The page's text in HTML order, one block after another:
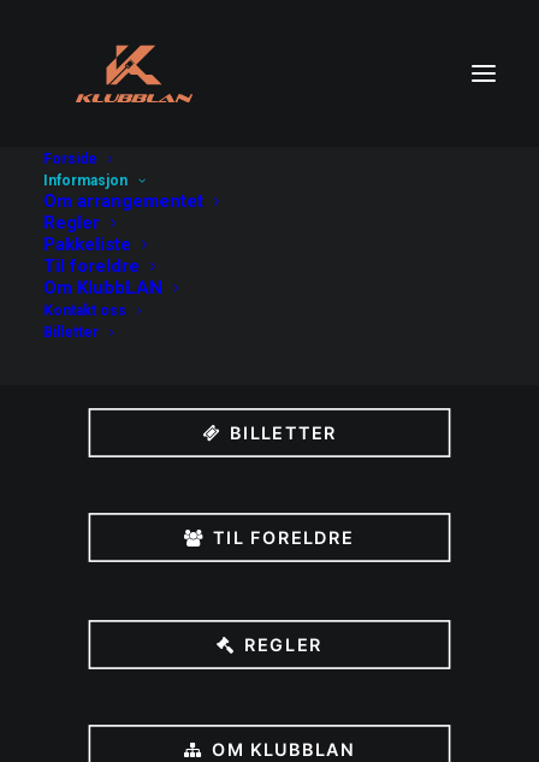
Forside
Informasjon
Om arrangementet
Regler
Pakkeliste
Til foreldre
Om KlubbLAN
Kontakt oss
Billetter
BILLETTER
TIL FORELDRE
REGLER
OM KLUBBLAN